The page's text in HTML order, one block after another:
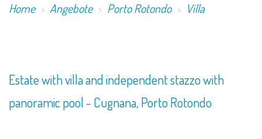
Home Angebote Porto Rotondo Villa
Estate with villa and independent stazzo with
panoramic pool - Cugnana, Porto Rotondo